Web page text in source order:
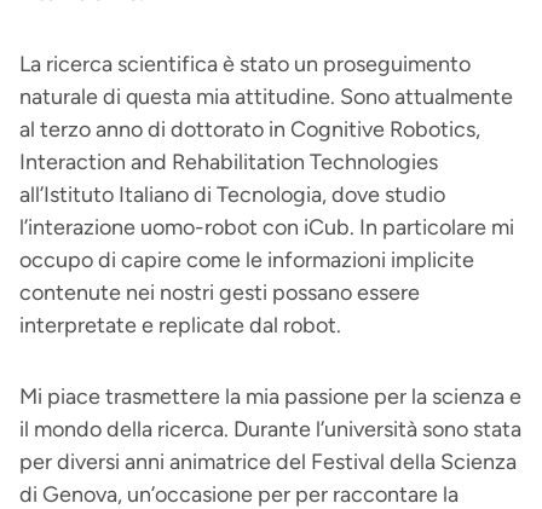
La ricerca scientifica è stato un proseguimento
naturale di questa mia attitudine. Sono attualmente
al terzo anno di dottorato in Cognitive Robotics,
Interaction and Rehabilitation Technologies
all’Istituto Italiano di Tecnologia, dove studio
l’interazione uomo-robot con iCub. In particolare mi
occupo di capire come le informazioni implicite
contenute nei nostri gesti possano essere
interpretate e replicate dal robot.
Mi piace trasmettere la mia passione per la scienza e
il mondo della ricerca. Durante l’università sono stata
per diversi anni animatrice del Festival della Scienza
di Genova, un’occasione per per raccontare la